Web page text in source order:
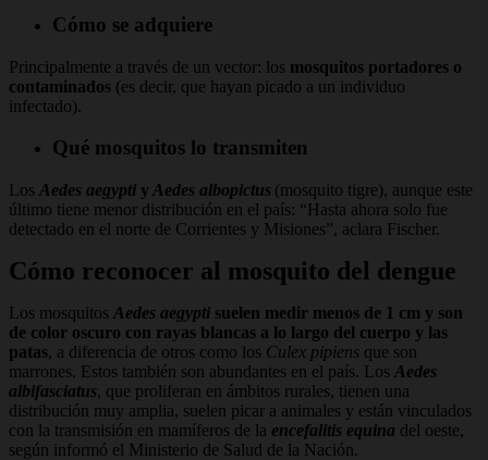
Cómo se adquiere
Principalmente a través de un vector: los mosquitos portadores o
contaminados (es decir, que hayan picado a un individuo
infectado).
Qué mosquitos lo transmiten
Los Aedes aegypti y Aedes albopictus (mosquito tigre), aunque este
último tiene menor distribución en el país: “Hasta ahora solo fue
detectado en el norte de Corrientes y Misiones”, aclara Fischer.
Cómo reconocer al mosquito del dengue
Los mosquitos Aedes aegypti suelen medir menos de 1 cm y son
de color oscuro con rayas blancas a lo largo del cuerpo y las
patas, a diferencia de otros como los Culex pipiens que son
marrones. Estos también son abundantes en el país. Los Aedes
albifasciatus, que proliferan en ámbitos rurales, tienen una
distribución muy amplia, suelen picar a animales y están vinculados
con la transmisión en mamíferos de la encefalitis equina del oeste,
según informó el Ministerio de Salud de la Nación.